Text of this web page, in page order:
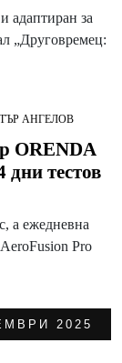
адаптиран за
„Друговремец:
АНГЕЛОВ
ORENDA
дни тестов
а ежедневна
Pro
2025